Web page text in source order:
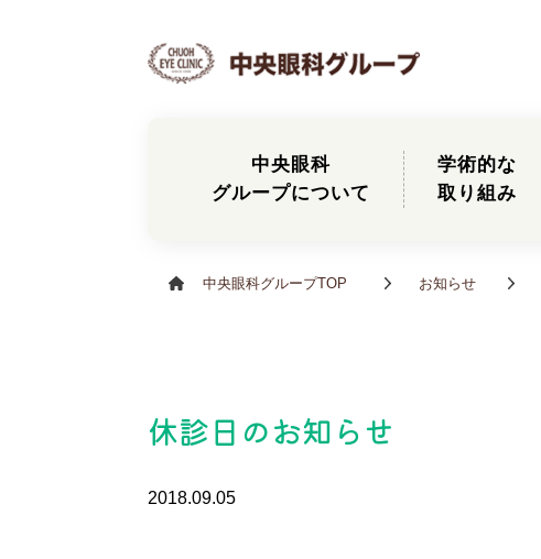
中央眼科
グループについて
学術的な
取り組み
中央眼科グループTOP お知らせ
休診日のお知らせ
2018.09.05